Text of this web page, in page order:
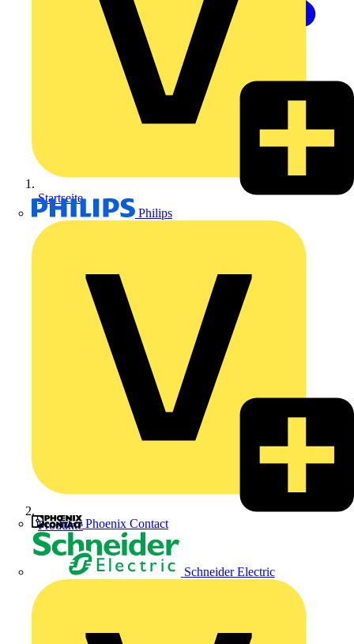
Philips
Phoenix Contact
Schneider Electric
Startseite
Produkte